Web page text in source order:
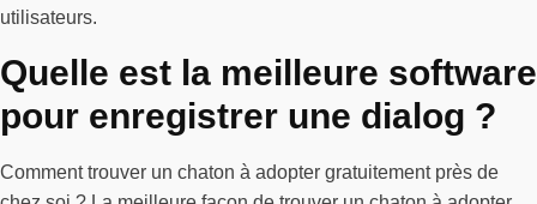
utilisateurs.
Quelle est la meilleure software
pour enregistrer une dialog ?
Comment trouver un chaton à adopter gratuitement près de